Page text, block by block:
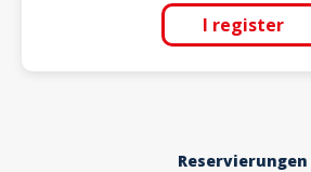
I register
Reservierungen